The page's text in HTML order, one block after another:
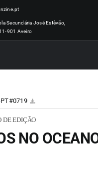
Secundária José Estêvão,
901 Aveiro
PT#0719
DE EDIÇÃO
NO